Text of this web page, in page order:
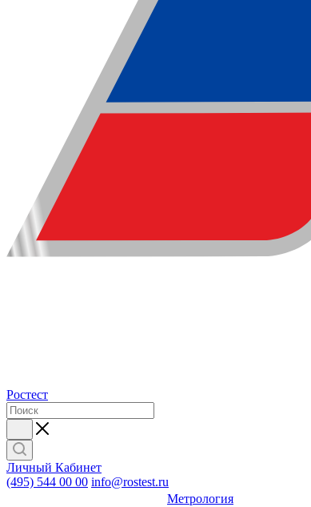
Ростест
Личный Кабинет
(495) 544 00 00 info@rostest.ru
Метрология